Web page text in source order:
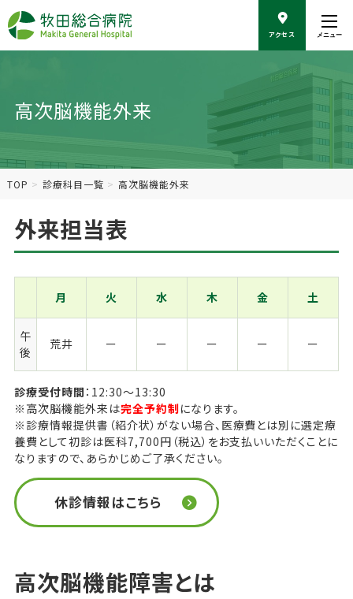
動
アクセス メニュー
高次脳機能外来
TOP 診療科目一覧 高次脳機能外来
外来担当表
月 火 水 木 金 土
午
後
荒井 ー ー ー ー ー
診療受付時間 12:30～13:30
※高次脳機能外来は完全予約制になります。
※診療情報提供書（紹介状）がない場合、医療費とは別に選定療
養費として初診は医科7,700円（税込）をお支払いいただくことに
なりますので、あらかじめご了承ください。
休診情報はこちら
高次脳機能障害とは